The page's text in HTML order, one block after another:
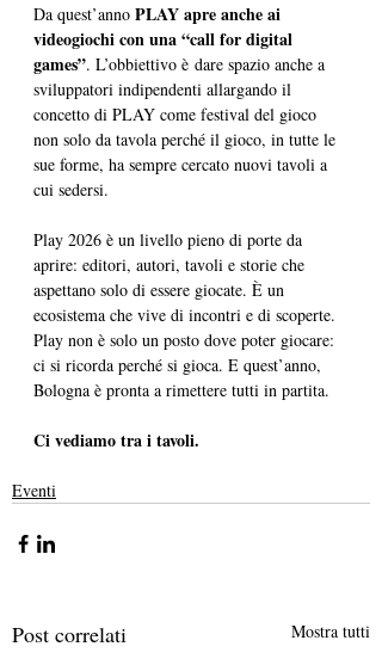
Da quest’anno PLAY apre anche ai
videogiochi con una “call for digital
games”. L’obbiettivo è dare spazio anche a
sviluppatori indipendenti allargando il
concetto di PLAY come festival del gioco
non solo da tavola perché il gioco, in tutte le
sue forme, ha sempre cercato nuovi tavoli a
cui sedersi.
Play 2026 è un livello pieno di porte da
aprire: editori, autori, tavoli e storie che
aspettano solo di essere giocate. È un
ecosistema che vive di incontri e di scoperte.
Play non è solo un posto dove poter giocare:
ci si ricorda perché si gioca. E quest’anno,
Bologna è pronta a rimettere tutti in partita.
Ci vediamo tra i tavoli.
Eventi
Post correlati Mostra tutti